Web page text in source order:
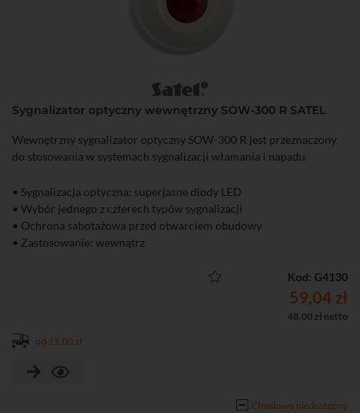
Sygnalizator optyczny wewnętrzny SOW-300 R SATEL
Wewnętrzny sygnalizator optyczny SOW-300 R jest przeznaczony
do stosowania w systemach sygnalizacji włamania i napadu.
• Sygnalizacja optyczna: superjasne diody LED
• Wybór jednego z czterech typów sygnalizacji
• Ochrona sabotażowa przed otwarciem obudowy
• Zastosowanie: wewnątrz
Kod: G4130
59,04 zł
48,00 zł netto
od 11,00 zł
Chwilowo niedostępny